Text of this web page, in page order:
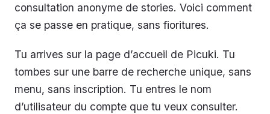
consultation anonyme de stories. Voici comment
ça se passe en pratique, sans fioritures.
Tu arrives sur la page d’accueil de Picuki. Tu
tombes sur une barre de recherche unique, sans
menu, sans inscription. Tu entres le nom
d’utilisateur du compte que tu veux consulter.